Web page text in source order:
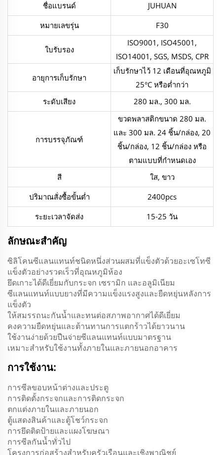
ชื่อแบรนด์
JUHUAN
หมายเลขรุ่น
F30
ใบรับรอง
ISO9001, ISO45001,
ISO14001, SGS, MSDS, CPR
อายุการเก็บรักษา
เก็บรักษาไว้ 12 เดือนที่อุณหภูมิ
25°C หรือต่ำกว่า
ระดับเสียง
280 มล., 300 มล.
การบรรจุภัณฑ์
ขวดพลาสติกขนาด 280 มล.
และ 300 มล. 24 ชิ้น/กล่อง, 20
ชิ้น/กล่อง, 12 ชิ้น/กล่อง หรือ
ตามแบบที่กำหนดเอง
สี
ใส, ขาว
ปริมาณสั่งซื้อขั้นต่ำ
2400pcs
ระยะเวลาจัดส่ง
15-25 วัน
ลักษณะสําคัญ
ซิลิโคนซีแลนแทนท์ชนิดหนึ่งส่วนผสมที่แข็งตัวด้วยอะเซโทซี
แข็งตัวอย่างรวดเร็วที่อุณหภูมิห้อง
ยึดเกาะได้ดีเยี่ยมกับกระจก เซรามิก และอลูมิเนียม
ซีแลนแทนท์แบบยางที่มีความแข็งแรงสูงและยืดหยุ่นหลังการ
แข็งตัว
ให้สมรรถนะกันน้ำและทนต่อสภาพอากาศได้ดีเยี่ยม
คงความยืดหยุ่นและต้านทานการแตกร้าวได้ยาวนาน
ใช้งานง่ายด้วยปืนจ่ายซีแลนแทนท์แบบมาตรฐาน
เหมาะสำหรับใช้งานทั้งภายในและภายนอกอาคาร
การใช้งาน:
การซีลขอบหน้าต่างและประตู
การติดตั้งกระจกและการติดกระจก
ตกแต่งภายในและภายนอก
ตู้แสดงสินค้าและตู้โชว์กระจก
การยึดติดป้ายและแผงโฆษณา
การซีลกันน้ำทั่วไป
โครงการก่อสร้างสำหรับครัวเรือนและเชิงพาณิชย์